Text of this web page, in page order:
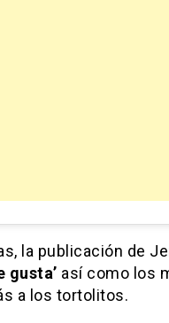
la publicación de
gusta’ así como los
a los tortolitos.